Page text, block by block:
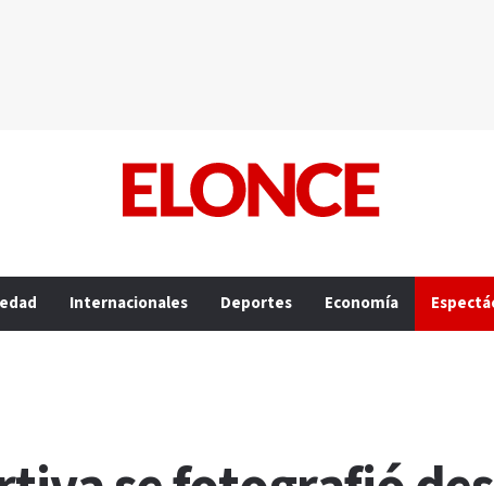
Internacionales Deportes Economía